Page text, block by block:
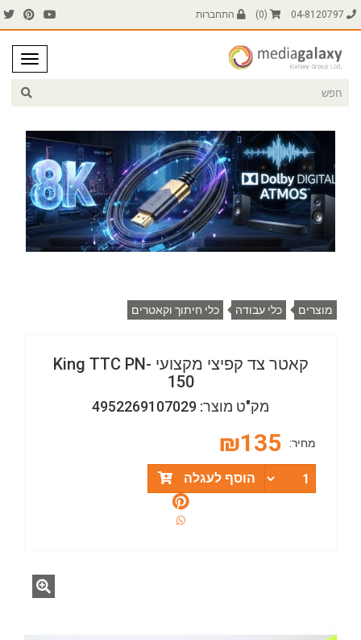
(
0
) התחברות
מוצרים כלי עבודה כלי חיתוך וקאטרים
קאטר צד קפיצי מקצועי King TTC PN-
150
מק"ט מוצר: 4952269107029
מחיר: ₪135
הוסף לעגלה